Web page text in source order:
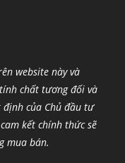
website này và
chất tương đối và
của Chủ đầu tư